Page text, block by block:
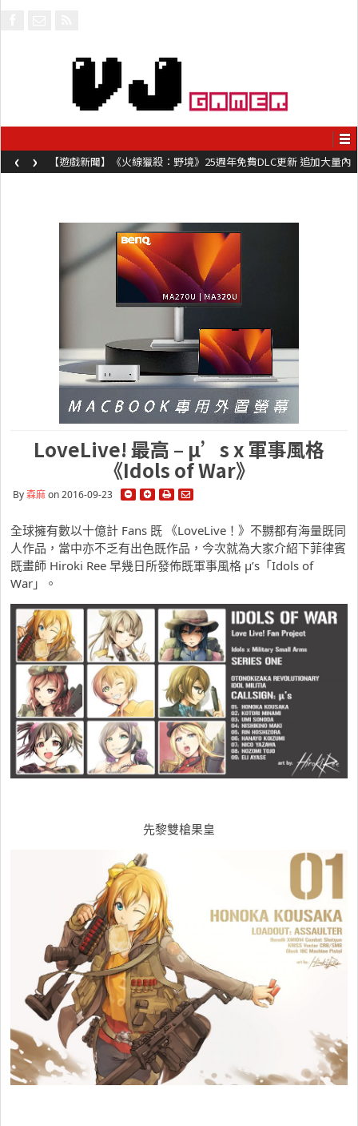
【遊戲新聞】《火線獵殺：野境》25週年免費DLC更新 追加大量內
容同時系舊作限時超平價折扣
‹ ›
LoveLive! 最高 – µ’s x 軍事風格
《Idols of War》
By森麻on 2016-09-23
全球擁有數以十億計 Fans 既 《LoveLive！》不嬲都有海量既同
人作品，當中亦不乏有出色既作品，今次就為大家介紹下菲律賓
既畫師 Hiroki Ree 早幾日所發佈既軍事風格 µ’s「Idols of
War」。
先黎雙槍果皇